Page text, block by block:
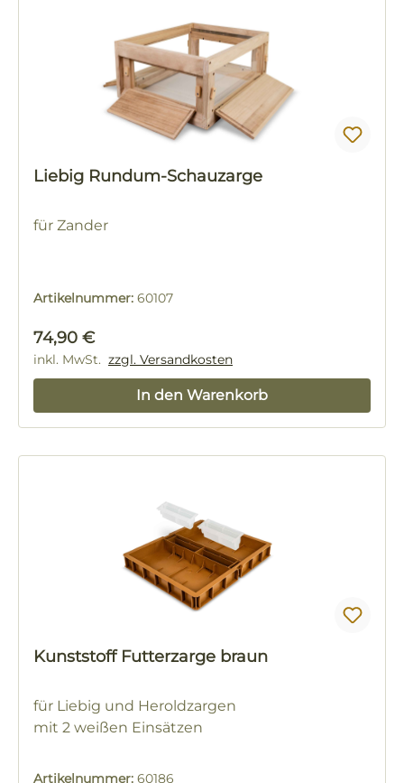
Liebig Rundum-Schauzarge
für Zander
Artikelnummer: 60107
Regulärer Preis:
74,90 €
inkl. MwSt. zzgl. Versandkosten
In den Warenkorb
Kunststoff Futterzarge braun
für Liebig und Heroldzargen
mit 2 weißen Einsätzen
Artikelnummer: 60186